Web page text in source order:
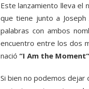
Este lanzamiento lleva el
que tiene junto a
palabras con ambos
encuentro entre los dos
nació “I Am the Moment“
Si bien no podemos dejar